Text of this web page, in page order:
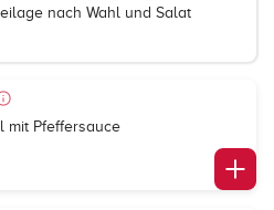
nach Wahl und Salat
mit Pfeffersauce